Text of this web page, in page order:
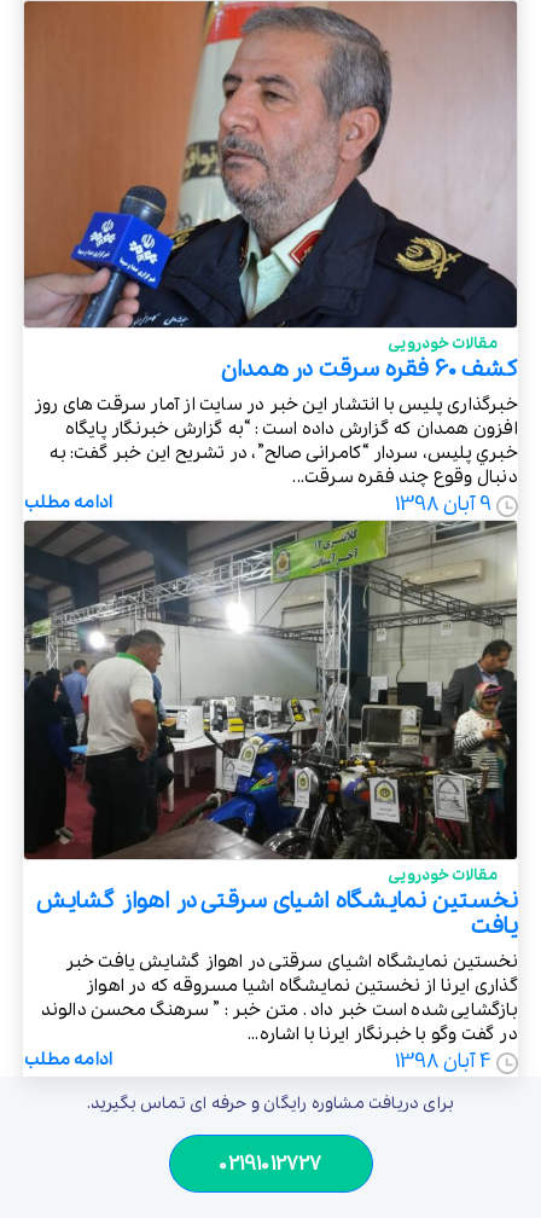
مقالات خودرویی
کشف 60 فقره سرقت در همدان
خبرگذاری پلیس با انتشار این خبر در سایت از آمار سرقت های روز
افزون همدان که گزارش داده است : “به گزارش خبرنگار پايگاه
خبري پليس، سردار “کامرانی صالح”، در تشريح اين خبر گفت: به
دنبال وقوع چند فقره سرقت...
9 آبان 1398 ادامه مطلب
مقالات خودرویی
نخستین نمایشگاه اشیای سرقتی در اهواز گشایش
یافت
نخستین نمایشگاه اشیای سرقتی در اهواز گشایش یافت خبر
گذاری ایرنا از نخستین نمایشگاه اشیا مسروقه که در اهواز
بازگشایی شده است خبر داد . متن خبر : ” سرهنگ محسن دالوند
در گفت وگو با خبرنگار ایرنا با اشاره...
4 آبان 1398 ادامه مطلب
برای دریافت مشاوره رایگان و حرفه ای تماس بگیرید.
02191012727